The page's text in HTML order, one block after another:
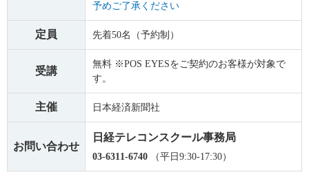
予めご了承ください
定員 先着50名（予約制）
受講
無料 ※POS EYESをご契約のお客様が対象で
す。
主催 日本経済新聞社
お問い合わせ
日経テレコンスクール事務局
03-6311-6740 （平日9:30-17:30）